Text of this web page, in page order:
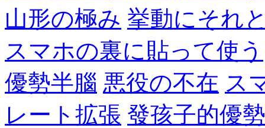
山形の極み 挙動にそれ
スマホの裏に貼って使う
優勢半腦 悪役の不在 ス
レート拡張 發孩子的優